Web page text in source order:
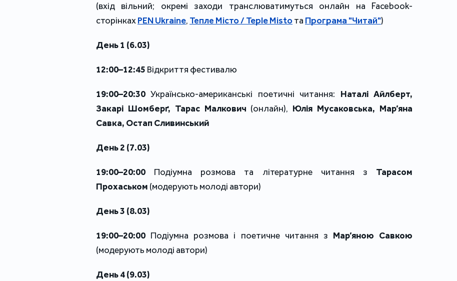
(вхід вільний; окремі заходи транслюватимуться онлайн на Facebook-
сторінкахPEN Ukraine, Тепле Місто / Teple Mistoта Програма "Читай")
День 1 (6.03)
12:00–12:45 Відкриття фестивалю
19:00–20:30 Українсько-американські поетичні читання: Наталі Айлберт,
Закарі Шомберґ, Тарас Малкович (онлайн), Юлія Мусаковська, Мар’яна
Савка, Остап Сливинський
День 2 (7.03)
19:00–20:00 Подіумна розмова та літературне читання з Тарасом
Прохаськом (модерують молоді автори)
День 3 (8.03)
19:00–20:00 Подіумна розмова і поетичне читання з Мар’яною Савкою
(модерують молоді автори)
День 4 (9.03)